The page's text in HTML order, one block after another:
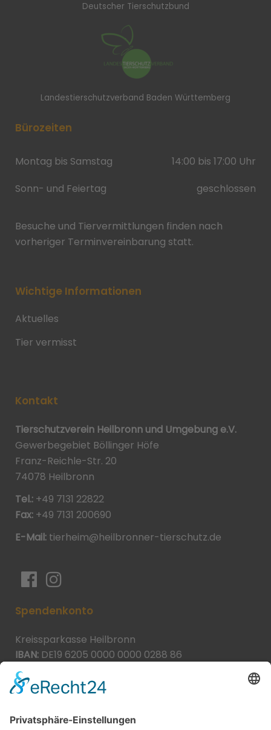
Deutscher Tierschutzbund
Landestierschutzverband Baden Württemberg
Bürozeiten
Montag bis Samstag
14:00 bis 17:00 Uhr
Sonn- und Feiertag
geschlossen
Besuche und Tiervermittlungen finden nach
vorheriger Terminvereinbarung statt.
Wichtige Informationen
Aktuelles
Tier vermisst
Kontakt
Tierschutzverein Heilbronn und Umgebung e.V.
Gewerbegebiet Böllinger Höfe
Franz-Reichle-Str. 20
74078 Heilbronn
Tel.: +49 7131 22822
Fax: +49 7131 200690
E-Mail: tierheim@heilbronner-tierschutz.de
Spendenkonto
Kreissparkasse Heilbronn
IBAN: DE19 6205 0000 0000 0288 86
BIC:
Spende direkt via PayPal